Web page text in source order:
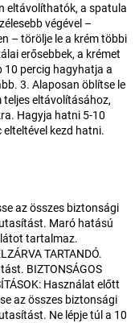
eltávolíthatók, a spatula
végével –
– törölje le a krém többi
erősebbek, a krémet
10 percig hagyhatja a
3. Alaposan öblítse le
teljes eltávolításához,
Hagyja hatni 5-10
kezd hatni.
az összes biztonsági
Maró hatású
tartalmaz.
TARTANDÓ.
BIZTONSÁGOS
Használat előtt
az összes biztonsági
Ne lépje túl a 10